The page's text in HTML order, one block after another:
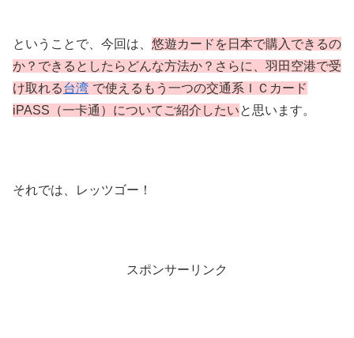
ということで、今回は、 悠遊カードを日本で購入できるの
か？できるとしたらどんな方法か？さらに、羽田空港で受
け取れる台湾 で使えるもう一つの交通系ＩＣカード
iPASS（一卡通）についてご紹介したいと思います。
それでは、レッツゴー！
スポンサーリンク